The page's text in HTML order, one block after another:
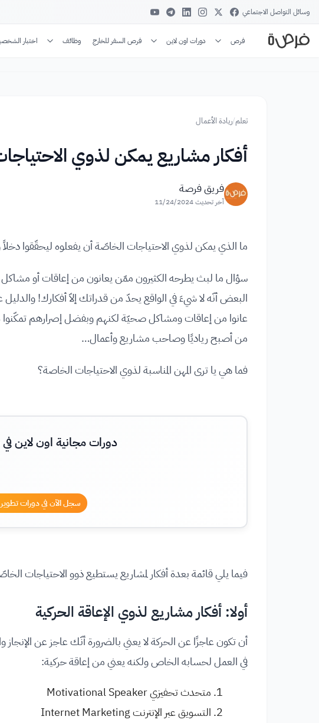
وسائل التواصل الاجتماعي
فرص دورات اون لاين فرص السفر للخارج وظائف اختبار
تعلم/ريادة الأعمال
أفكار مشاريع يمكن لذوي
فريق فرصة
آخر تحديث11/24/2024
ما الذي يمكن لذوي الاحتياجات الخاصّة أن يفعلوه ليحقّقوا دخلاً
سؤال ما لبث يطرحه الكثيرون ممّن يعانون من إعاقات أو
البعض أنّه لا شيءَ في الواقع يحدّ من قدراتك إلاّ أفكارك!
عانوا من إعاقات ومشاكل صحيّة لكنهم وبفضل إصرارهم تمكّنوا
من أصبح رياديًا وصاحب مشاريع وأعمال…
فما هي يا ترى المهن المناسبة لذوي الاحتياجات الخاصة؟
دورات مجانية اون لاين
سجل الآن في دورات
فيما يلي قائمة بعدة أفكار لمشاريع يستطيع ذوو الاحتياجات
أولا: أفكار مشاريع لذوي الإعاقة الحركية
أن تكون عاجزًا عن الحركة لا يعني بالضرورة أنّك عاجز عن الإنجاز
في العمل لحسابه الخاص ولكنه يعني من إعاقة حركية:
متحدث تحفيزي Motivational Speaker
التسويق عبر الإنترنت Internet Marketing